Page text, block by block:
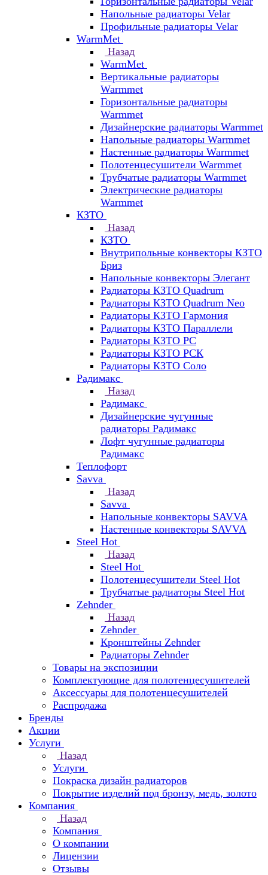
Напольные радиаторы Velar
Профильные радиаторы Velar
WarmMet
Назад
WarmMet
Вертикальные радиаторы
Warmmet
Горизонтальные радиаторы
Warmmet
Дизайнерские радиаторы Warmmet
Напольные радиаторы Warmmet
Настенные радиаторы Warmmet
Полотенцесушители Warmmet
Трубчатые радиаторы Warmmet
Электрические радиаторы
Warmmet
КЗТО
Назад
КЗТО
Внутрипольные конвекторы КЗТО
Бриз
Напольные конвекторы Элегант
Радиаторы КЗТО Quadrum
Радиаторы КЗТО Quadrum Neo
Радиаторы КЗТО Гармония
Радиаторы КЗТО Параллели
Радиаторы КЗТО РС
Радиаторы КЗТО РСК
Радиаторы КЗТО Соло
Радимакс
Назад
Радимакс
Дизайнерские чугунные
радиаторы Радимакс
Лофт чугунные радиаторы
Радимакс
Теплофорт
Savva
Назад
Savva
Напольные конвекторы SAVVA
Настенные конвекторы SAVVA
Steel Hot
Назад
Steel Hot
Полотенцесушители Steel Hot
Трубчатые радиаторы Steel Hot
Zehnder
Назад
Zehnder
Кронштейны Zehnder
Радиаторы Zehnder
Товары на экспозиции
Комплектующие для полотенцесушителей
Аксессуары для полотенцесушителей
Распродажа
Бренды
Акции
Услуги
Назад
Услуги
Покраска дизайн радиаторов
Покрытие изделий под бронзу, медь, золото
Компания
Назад
Компания
О компании
Лицензии
Отзывы